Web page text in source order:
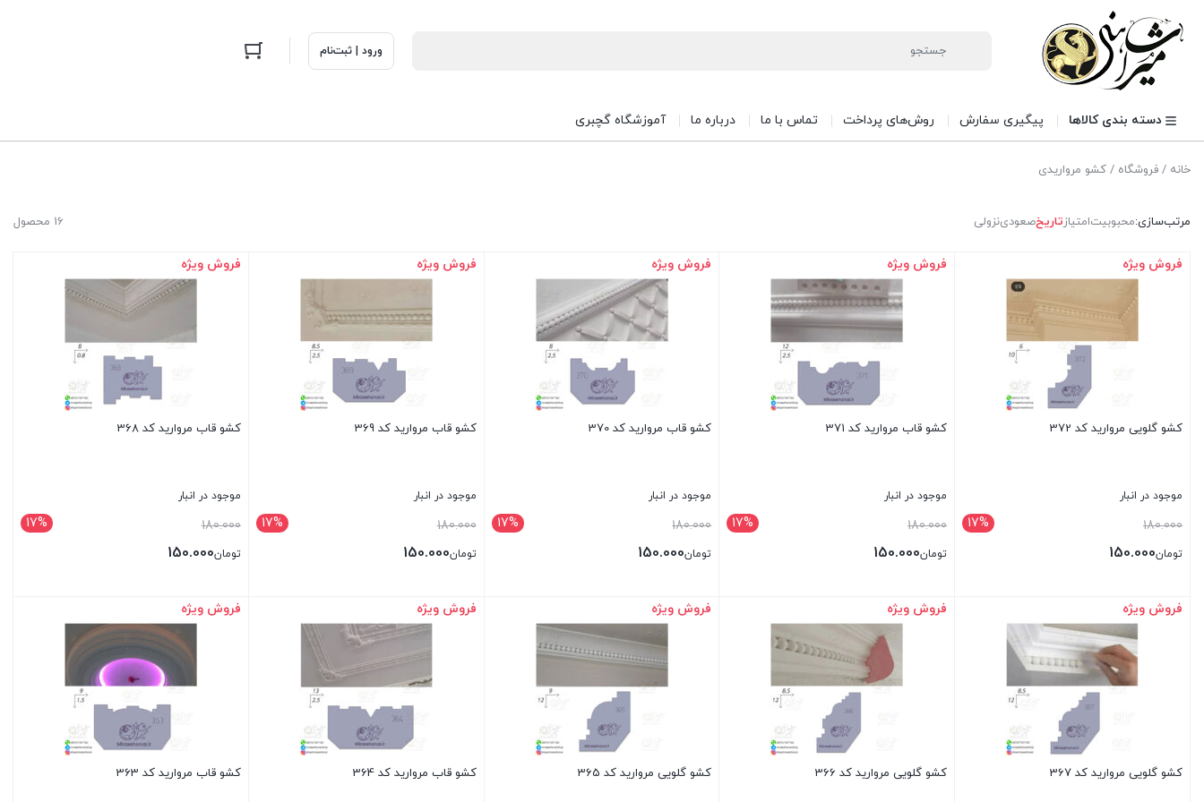
ورود | ثبت‌نام
دسته بندی کالاها پیگیری سفارش روش‌های پرداخت تماس با ما درباره ما آموزشگاه گچبری
خانه / فروشگاه / کشو مرواریدی
16 محصول مرتب‌سازی:محبوبیتامتیازتاریخصعودینزولی
فروش ویژه
کشو گلویی مروارید کد 372
موجود در انبار
17% 180.000قیمت
اصلی:
بود.
تومان150.000
فعلی:
بستن
فروش ویژه
کشو قاب مروارید کد 371
موجود در انبار
17% 180.000قیمت
اصلی:
بود.
تومان150.000
فعلی:
بستن
فروش ویژه
کشو قاب مروارید کد 370
موجود در انبار
17% 180.000قیمت
اصلی:
بود.
تومان150.000
فعلی:
بستن
فروش ویژه
کشو قاب مروارید کد 369
موجود در انبار
17% 180.000قیمت
اصلی:
بود.
تومان150.000
فعلی:
بستن
فروش ویژه
کشو قاب مروارید کد 368
موجود در انبار
17% 180.000قیمت
اصلی:
بود.
تومان150.000
فعلی:
بستن فروش ویژه
کشو گلویی مروارید کد 367
فروش ویژه
کشو گلویی مروارید کد 366
فروش ویژه
کشو گلویی مروارید کد 365
فروش ویژه
کشو قاب مروارید کد 364
فروش ویژه
کشو قاب مروارید کد 363